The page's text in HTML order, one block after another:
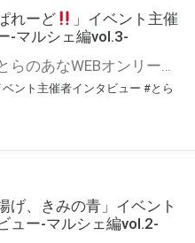
れーど
」イベント主催
-マルシェ編vol.3-
こんにちは、とらのあなWEBオンリー運営スタッフです。 新たにお届けする、イベント主催者インタビュー-マルシェ編-は、 とらのあなWEBオンリー「マルシェ」をご利用した主催様に 「マルシェ」を使って開催した感想や心がけをお聞きする企画です。 今回は、WEBオンリー初開催「つるみかるぱれーど
ント主催者インタビュー #とら
げ、きみの青」イベント
ュー-マルシェ編vol.2-